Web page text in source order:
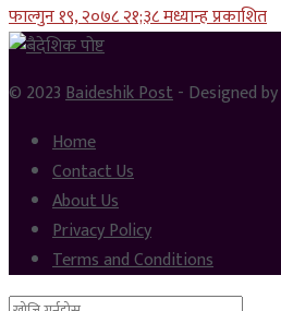
फाल्गुन १९, २०७८ २१;३८ मध्यान्ह प्रकाशित
© 2023Baideshik Post- Designed by
Home
Contact Us
About Us
Privacy Policy
Terms and Conditions